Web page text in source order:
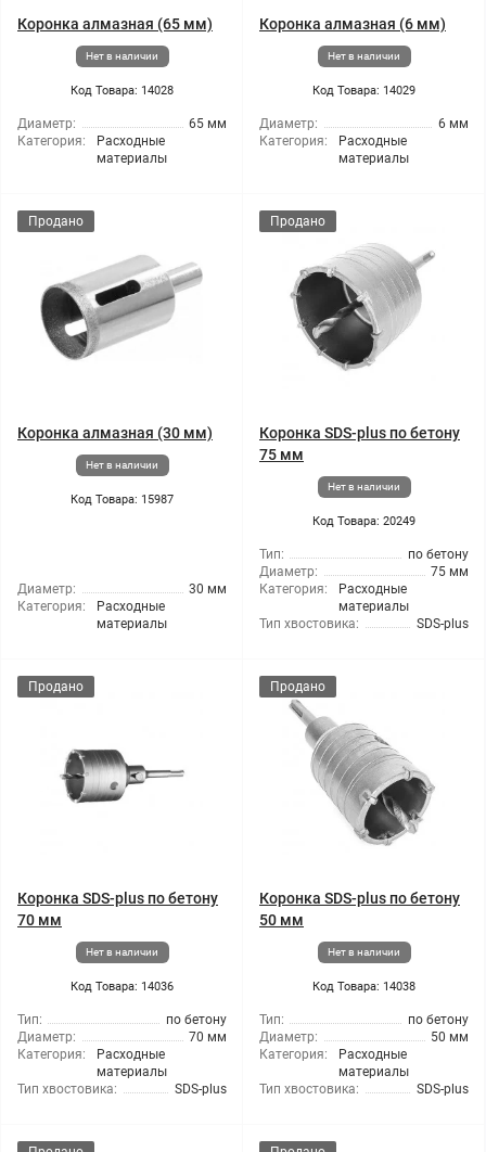
Коронка алмазная (65 мм)
Нет в наличии
Код Товара: 14028
Диаметр:
65 мм
Категория:
Расходные
материалы
Коронка алмазная (6 мм)
Нет в наличии
Код Товара: 14029
Диаметр:
6 мм
Категория:
Расходные
материалы
Продано
Коронка алмазная (30 мм)
Нет в наличии
Код Товара: 15987
Диаметр:
30 мм
Категория:
Расходные
материалы
Продано
Коронка SDS-plus по бетону
75 мм
Нет в наличии
Код Товара: 20249
Тип:
по бетону
Диаметр:
75 мм
Категория:
Расходные
материалы
Тип хвостовика:
SDS-plus
Продано
Коронка SDS-plus по бетону
70 мм
Нет в наличии
Код Товара: 14036
Тип:
по бетону
Диаметр:
70 мм
Категория:
Расходные
материалы
Тип хвостовика:
SDS-plus
Продано
Коронка SDS-plus по бетону
50 мм
Нет в наличии
Код Товара: 14038
Тип:
по бетону
Диаметр:
50 мм
Категория:
Расходные
материалы
Тип хвостовика:
SDS-plus